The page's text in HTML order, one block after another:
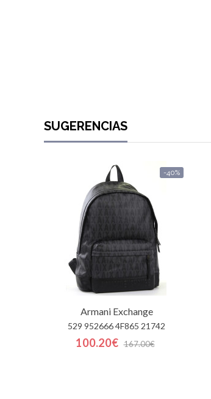
SUGERENCIAS
-40%
Armani Exchange
529 952666 4F865 21742
100.20€ 167.00€